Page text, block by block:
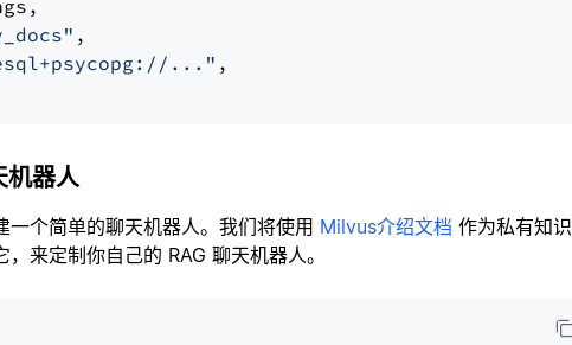
,
..." ,
机器人
个简单的聊天机器人。我们将使用 Milvus介绍文档 作为私有知识
来定制你自己的 RAG 聊天机器人。